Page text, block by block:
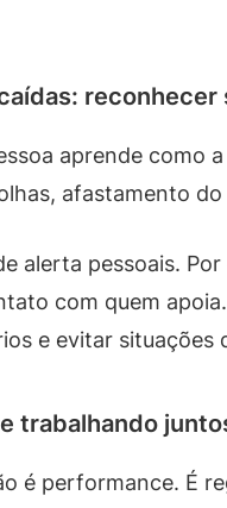
reconhecer
aprende como
afastamento
alerta pessoais.
com quem
e evitar situações
trabalhando
é performance. É